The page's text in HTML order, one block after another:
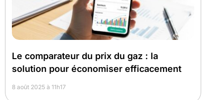
Le comparateur du prix du gaz : la
solution pour économiser efficacement
8 août 2025 à 11h17